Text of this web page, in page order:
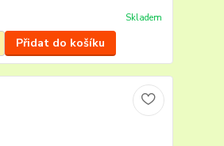
Skladem
Přidat do košíku